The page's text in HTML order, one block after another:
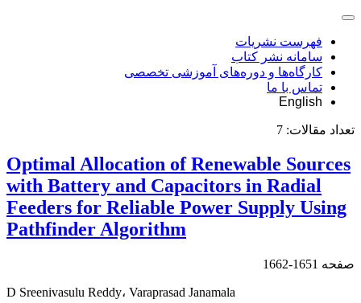
فهرست نشریات
سامانه نشر کتاب
کارگاه‌ها و دوره‌های آموزشی تخصصی
تماس با ما
English
تعداد مقالات: 7
Optimal Allocation of Renewable Sources
with Battery and Capacitors in Radial
Feeders for Reliable Power Supply Using
Pathfinder Algorithm
صفحه 1651-1662
D Sreenivasulu Reddy، Varaprasad Janamala